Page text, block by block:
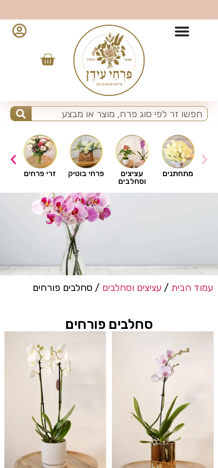
זרי פרחים פרחי בוטיק
עציצים
וסחלבים
מתחתנים
עמוד הבית / עציצים וסחלבים / סחלבים פורחים
סחלבים פורחים